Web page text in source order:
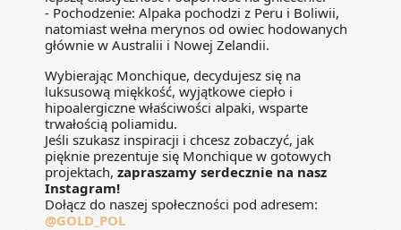
- Pochodzenie: Alpaka pochodzi z Peru i Boliwii,
natomiast wełna merynos od owiec hodowanych
głównie w Australii i Nowej Zelandii.
Wybierając Monchique, decydujesz się na
luksusową miękkość, wyjątkowe ciepło i
hipoalergiczne właściwości alpaki, wsparte
trwałością poliamidu.
Jeśli szukasz inspiracji i chcesz zobaczyć, jak
pięknie prezentuje się Monchique w gotowych
projektach, zapraszamy serdecznie na nasz
Instagram!
Dołącz do naszej społeczności pod adresem:
@GOLD_POL